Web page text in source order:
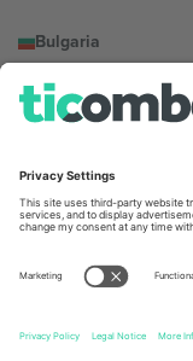
Bulgaria
Totleben 53-55, 1606
Bulgaria
Mexico
Av Chapultepec 360,
Norte, Cuauhtémoc,
Ciudad de México,
Mexico
პლატფორმის